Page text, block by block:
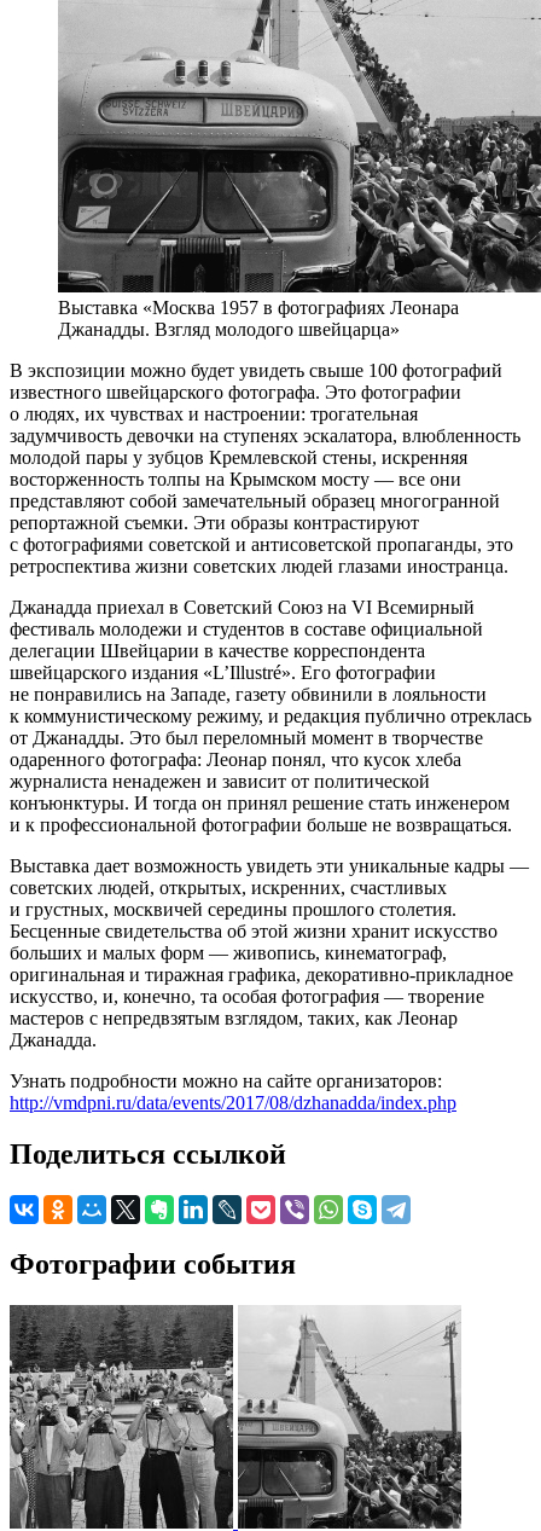
Выставка «Москва 1957 в фотографиях Леонара
Джанадды. Взгляд молодого швейцарца»
В экспозиции можно будет увидеть свыше 100 фотографий
известного швейцарского фотографа. Это фотографии
о людях, их чувствах и настроении: трогательная
задумчивость девочки на ступенях эскалатора, влюбленность
молодой пары у зубцов Кремлевской стены, искренняя
восторженность толпы на Крымском мосту — все они
представляют собой замечательный образец многогранной
репортажной съемки. Эти образы контрастируют
с фотографиями советской и антисоветской пропаганды, это
ретроспектива жизни советских людей глазами иностранца.
Джанадда приехал в Советский Союз на VI Всемирный
фестиваль молодежи и студентов в составе официальной
делегации Швейцарии в качестве корреспондента
швейцарского издания «L’Illustré». Его фотографии
не понравились на Западе, газету обвинили в лояльности
к коммунистическому режиму, и редакция публично отреклась
от Джанадды. Это был переломный момент в творчестве
одаренного фотографа: Леонар понял, что кусок хлеба
журналиста ненадежен и зависит от политической
конъюнктуры. И тогда он принял решение стать инженером
и к профессиональной фотографии больше не возвращаться.
Выставка дает возможность увидеть эти уникальные кадры —
советских людей, открытых, искренних, счастливых
и грустных, москвичей середины прошлого столетия.
Бесценные свидетельства об этой жизни хранит искусство
больших и малых форм — живопись, кинематограф,
оригинальная и тиражная графика, декоративно-прикладное
искусство, и, конечно, та особая фотография — творение
мастеров с непредвзятым взглядом, таких, как Леонар
Джанадда.
Узнать подробности можно на сайте организаторов:
http://vmdpni.ru/data/events/2017/08/dzhanadda/index.php
Поделиться ссылкой
Фотографии события